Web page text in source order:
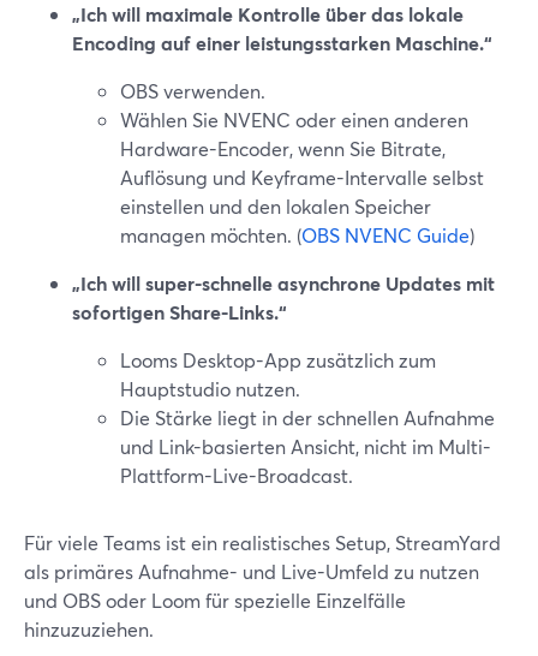
„Ich will maximale Kontrolle über das lokale
Encoding auf einer leistungsstarken Maschine.“
OBS verwenden.
Wählen Sie NVENC oder einen anderen
Hardware-Encoder, wenn Sie Bitrate,
Auflösung und Keyframe-Intervalle selbst
einstellen und den lokalen Speicher
managen möchten. (OBS NVENC Guide)
„Ich will super-schnelle asynchrone Updates mit
sofortigen Share-Links.“
Looms Desktop-App zusätzlich zum
Hauptstudio nutzen.
Die Stärke liegt in der schnellen Aufnahme
und Link-basierten Ansicht, nicht im Multi-
Plattform-Live-Broadcast.
Für viele Teams ist ein realistisches Setup, StreamYard
als primäres Aufnahme- und Live-Umfeld zu nutzen
und OBS oder Loom für spezielle Einzelfälle
hinzuzuziehen.